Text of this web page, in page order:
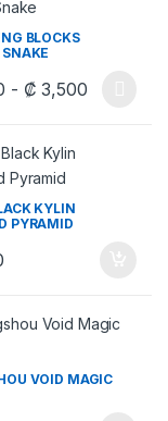
opciones se
BLOCKS
- ₡ 3,500Rango
tiene múltiples
desde ₡ 3,000
opciones se
KYLIN
PYRAMID
VOID MAGIC